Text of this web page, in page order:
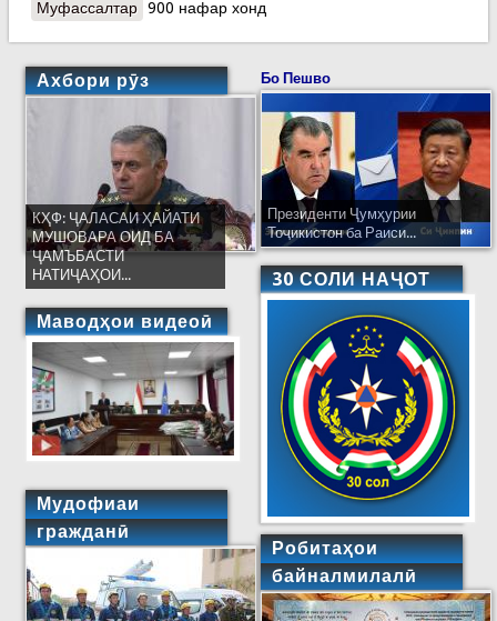
Муфассалтаро Ҳушдор аз эҳтимоли омадани сел дар баъзе
900 нафар хонд
Ахбори рӯз
КҲФ: ҶАЛАСАИ ҲАЙАТИ
МУШОВАРА ОИД БА
ҶАМЪБАСТИ
НАТИҶАҲОИ...
Маводҳои видеоӣ
Мудофиаи
гражданӣ
Бо Пешво
Президенти Ҷумҳурии
Тоҷикистон ба Раиси...
30 СОЛИ НАҶОТ
Робитаҳои
байналмилалӣ